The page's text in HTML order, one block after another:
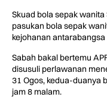
Skuad bola sepak
pasukan bola sepak
kejohanan
Sabah bakal bertemu
disusuli perlawanan
31 Ogos, kedua-duanya
jam 8 malam.